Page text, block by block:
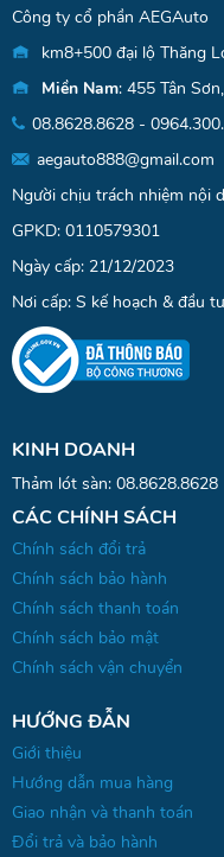
Công ty cổ phần AEGAuto
km8+500 đại lộ Thăng
Miền Nam: 455 Tân
08.8628.8628 -
aegauto888@gmail.com
Người chịu trách nhiệm nội
GPKD: 0110579301
Ngày cấp: 21/12/2023
Nơi cấp: S kế hoạch & đầu
KINH DOANH
Thảm lót sàn: 08.8628.8628
CÁC CHÍNH SÁCH
Chính sách đổi trả
Chính sách bảo hành
Chính sách thanh toán
Chính sách bảo mật
Chính sách vận chuyển
HƯỚNG ĐẪN
Giới thiệu
Hướng dẫn mua hàng
Giao nhận và thanh toán
Đổi trả và bảo hành